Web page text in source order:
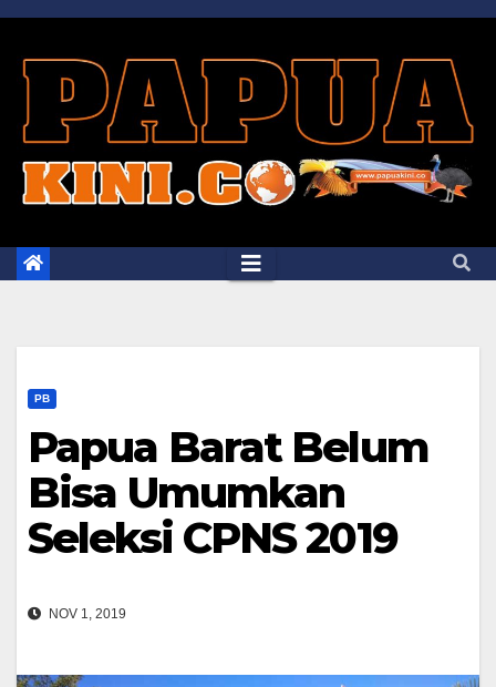
Skip
content
PB
Papua Barat Belum
Bisa Umumkan
Seleksi CPNS 2019
NOV 1, 2019